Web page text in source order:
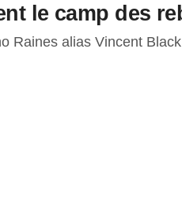
le camp des
Raines alias Vincent